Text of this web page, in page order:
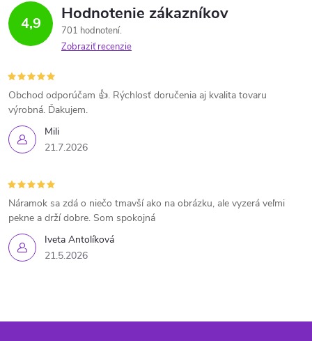
4,9 Hodnotenie zákazníkov
701 hodnotení
Zobraziť recenzie
Mili
21.7.2026
Obchod odporúčam 👍. Rýchlosť doručenia aj kvalita tovaru
výrobná. Ďakujem.
Iveta Antolíková
21.5.2026
Náramok sa zdá o niečo tmavší ako na obrázku, ale vyzerá veľmi
pekne a drží dobre. Som spokojná